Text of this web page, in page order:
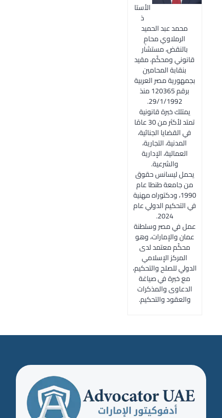
الأستا
ذ
محمد عبد الحميد
الرملاوي محامٍ
بالنقض، مستشار
قانوني ومحكّم، مقيد
بنقابة المحامين
بجمهورية مصر العربية
برقم 120365 منذ
29/1/1992.
يمتلك خبرة قانونية
تمتد لأكثر من 30 عامًا
في القضايا الجنائية،
المدنية، التجارية،
العمالية، الإدارية
والشرعية.
يحمل ليسانس حقوق
من جامعة طنطا عام
1990، ودكتوراه مهنية
في التحكيم الدولي عام
2024.
عمل في مصر وسلطنة
عمان والإمارات، وهو
محكّم معتمد لدى
المركز الإسلامي
الدولي للصلح والتحكيم،
مع خبرة في صياغة
الدعاوى والمذكرات
والعقود والتحكيم.